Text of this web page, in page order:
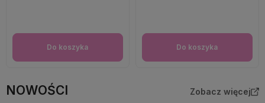
Do koszyka Do koszyka
NOWOŚCI Zobacz więcej